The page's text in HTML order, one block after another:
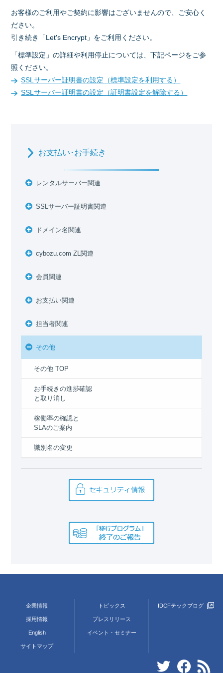
お客様のご利用やご契約に影響はございませんので、ご安心く
ださい。
引き続き「Let's Encrypt」をご利用ください。
「標準設定」の詳細や利用停止については、下記ページをご参
照ください。
SSLサーバー証明書の設定（標準設定を利用する）
SSLサーバー証明書の設定（証明書設定を解除する）
お支払い･お手続き
レンタルサーバー関連
SSLサーバー証明書関連
ドメイン名関連
cybozu.com ZL関連
会員関連
お支払い関連
担当者関連
その他
その他 TOP
お手続きの進捗確認
と取り消し
稼働率の確認と
SLAのご案内
識別名の変更
企業情報
採用情報
English
サイトマップ
トピックス
プレスリリース
イベント・セミナー
IDCFテックブログ